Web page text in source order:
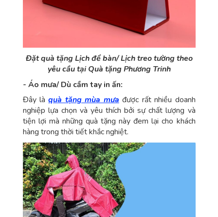
Đặt quà tặng Lịch để bàn/ Lịch treo tường theo
yêu cầu tại Quà tặng Phương Trinh
- Áo mưa/ Dù cầm tay in ấn:
Đây làquà tặng mùa mưa được rất nhiều doanh
nghiệp lựa chọn và yêu thích bởi sự chất lượng và
tiện lợi mà những quà tặng này đem lại cho khách
hàng trong thời tiết khắc nghiệt.